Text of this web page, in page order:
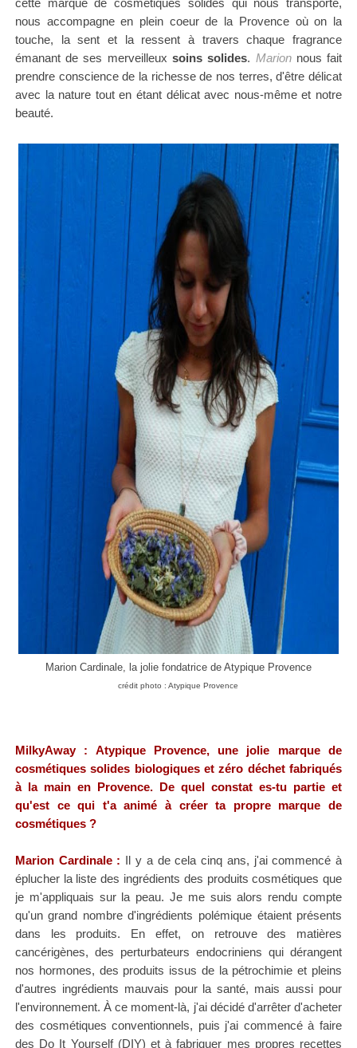
cette marque de cosmétiques solides qui nous transporte,
nous accompagneen plein coeur de la Provence où on la
touche, la sent et la ressent à travers chaque fragrance
émanant de ses merveilleux soins solides. Marionnous fait
prendre conscience de la richesse de nos terres, d'être délicat
avec la nature tout en étant délicat avec nous-même et notre
beauté.
Marion Cardinale, la jolie fondatrice de Atypique Provence
crédit photo : Atypique Provence
MilkyAway : Atypique Provence, une jolie marque de
cosmétiques solides biologiques et zéro déchet fabriqués
à la main en Provence. De quel constat es-tu partie et
qu'est ce qui t'a animé à créer ta propre marque de
cosmétiques ?
Marion Cardinale : Il y a de cela cinq ans, j'ai commencé à
éplucher la liste des ingrédients des produits cosmétiques que
je m'appliquais sur la peau. Je me suis alors rendu compte
qu'un grand nombre d'ingrédients polémique étaient présents
dans les produits. En effet, on retrouve des matières
cancérigènes, des perturbateurs endocriniens qui dérangent
nos hormones, des produits issus de la pétrochimie et pleins
d'autres ingrédients mauvais pour la santé, mais aussi pour
l'environnement. À ce moment-là, j'ai décidé d'arrêter d'acheter
des cosmétiques conventionnels, puis j'ai commencé à faire
des Do It Yourself (DIY) et à fabriquer mes propres recettes